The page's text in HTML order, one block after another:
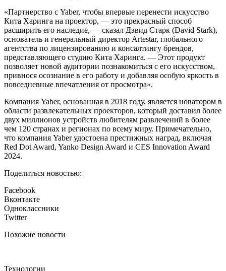
«Партнерство с Yaber, чтобы впервые перенести искусство
Кита Харинга на проектор, — это прекрасный способ
расширить его наследие, — сказал Дэвид Старк (David Stark),
основатель и генеральный директор Artestar, глобального
агентства по лицензированию и консалтингу брендов,
представляющего студию Кита Харинга. — Этот продукт
позволяет новой аудитории познакомиться с его искусством,
привнося осознание в его работу и добавляя особую яркость в
повседневные впечатления от просмотра».
Компания Yaber, основанная в 2018 году, является новатором в
области развлекательных проекторов, который доставил более
двух миллионов устройств любителям развлечений в более
чем 120 странах и регионах по всему миру. Примечательно,
что компания Yaber удостоена престижных наград, включая
Red Dot Award, Yanko Design Award и CES Innovation Award
2024.
Поделиться новостью:
Facebook
Вконтакте
Одноклассники
Twitter
Похожие новости
Технологии